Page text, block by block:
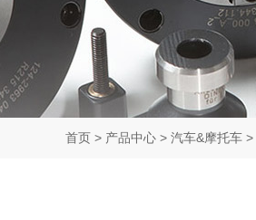
首页 > 产品中心 > 汽车&摩托车 >